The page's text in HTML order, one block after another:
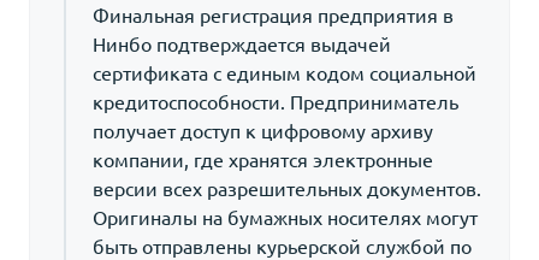
Финальная регистрация предприятия в
Нинбо подтверждается выдачей
сертификата с единым кодом социальной
кредитоспособности. Предприниматель
получает доступ к цифровому архиву
компании, где хранятся электронные
версии всех разрешительных документов.
Оригиналы на бумажных носителях могут
быть отправлены курьерской службой по